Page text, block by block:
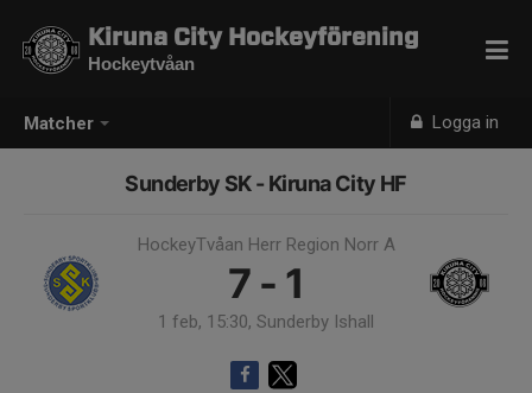
Matcher Logga in
Kiruna City Hockeyförening
Hockeytvåan
Sunderby SK - Kiruna City HF
HockeyTvåan Herr Region Norr A
7 - 1
1 feb, 15:30, Sunderby Ishall